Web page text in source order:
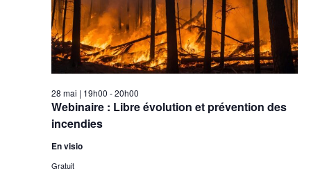
Webinaire : Libre évolution et prévention des
incendies
28 mai | 19h00 -20h00
En visio
Gratuit